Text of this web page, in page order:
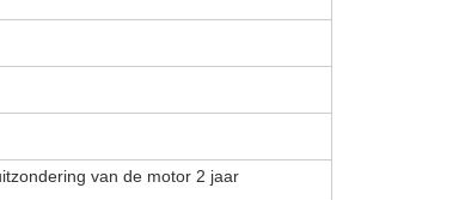
van de motor 2 jaar